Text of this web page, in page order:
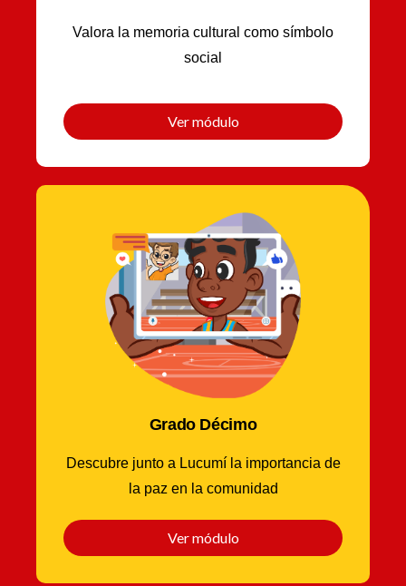
Grado Décimo
Descubre junto a Lucumí la importancia de
la paz en la comunidad
Ver módulo
Valora la memoria cultural como símbolo
social
Ver módulo